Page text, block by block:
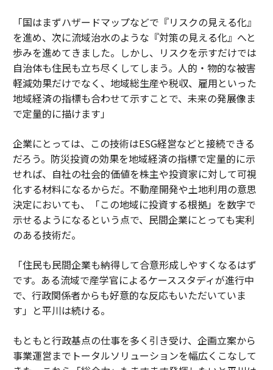
「国はまずハザードマップなどで『リスクの見える化』
を進め、次に流域治水のような『対策の見える化』へと
歩みを進めてきました。しかし、リスクを示すだけでは
自治体も住民も立ち尽くしてしまう。人的・物的な被害
軽減効果だけでなく、地域総生産や税収、雇用といった
地域経済の指標も合わせて示すことで、未来の発展像ま
で定量的に描けます」
企業にとっては、この技術はESG経営などと接続できる
だろう。防災投資の効果を地域経済の指標で定量的に示
せれば、自社の社会的価値を株主や投資家に対して可視
化する材料になるからだ。不動産開発や土地利用の意思
決定においても、「この地域に投資する根拠」を数字で
示せるようになるという点で、民間企業にとっても実利
のある技術だ。
「住民も民間企業も納得して合意形成しやすくなるはず
です。ある流域で産学官によるケーススタディが進行中
で、行政関係者からも好意的な反応もいただいていま
す」と平川は続ける。
もともと行政基点の仕事を多く引き受け、企画立案から
事業運営までトータルソリューションを幅広くこなして